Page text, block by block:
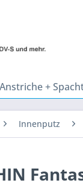
Anstriche +
Innenputz